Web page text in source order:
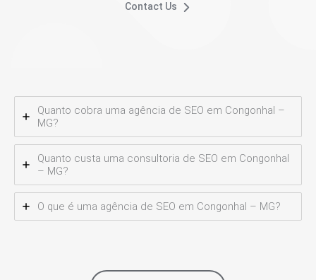
Contact Us
Quanto cobra uma agência de SEO em Congonhal –
MG?
Quanto custa uma consultoria de SEO em Congonhal
– MG?
O que é uma agência de SEO em Congonhal – MG?